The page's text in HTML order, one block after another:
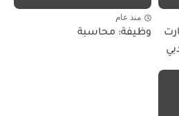
منذ عام
وظيفة: محاسبة